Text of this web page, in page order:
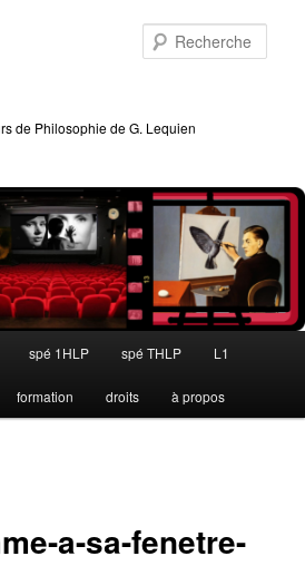
de Philosophie de G. Lequien
spé 1HLP spé THLP L1
formation droits à propos
a-sa-fenetre-